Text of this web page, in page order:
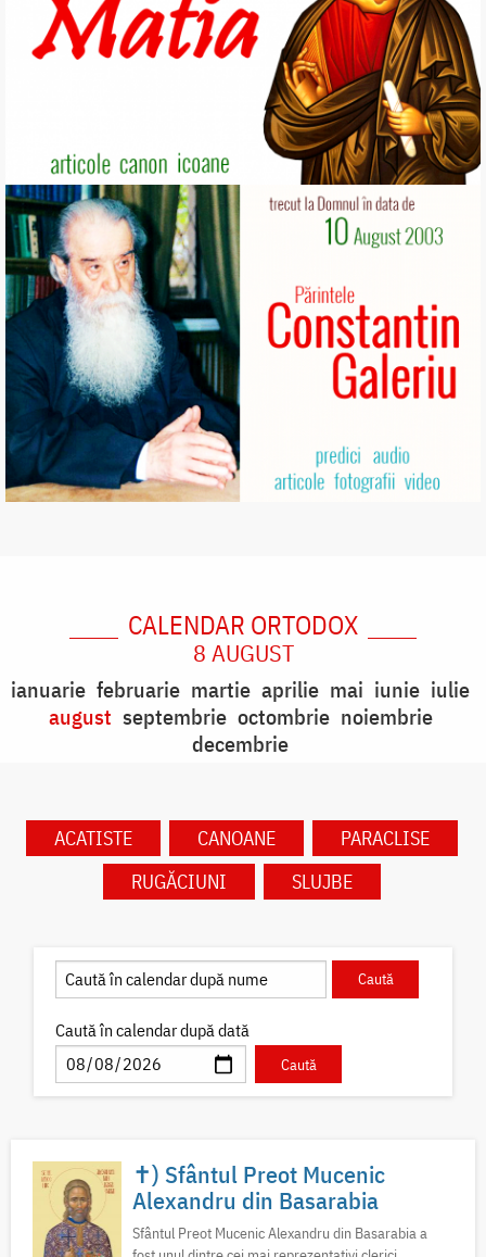
CALENDAR ORTODOX
8 AUGUST
ianuarie februarie martie aprilie mai iunie iulie
august septembrie octombrie noiembrie
decembrie
ACATISTE CANOANE
PARACLISE
RUGĂCIUNI
SLUJBE
Caută în calendar după dată
✝) Sfântul Preot Mucenic
Alexandru din Basarabia
Sfântul Preot Mucenic Alexandru din Basarabia a